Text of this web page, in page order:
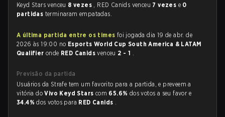
Keyd Stars venceu 8 vezes , RED Canids venceu 7 vezes e 0
partidas terminaram empatadas.
A última partida entre os times foi jogada dia 19 de abr. de
2026 às 19:00 no Esports World Cup South America & LATAM
Qualifier onde RED Canidsvenceu 2 - 1 .
Previsão da partida
Usuários da Strafe tem um favorito para a partida, e preveem a
vitória doVivo Keyd Stars com 65.6% dos votos a seu favor e
34.4%dos votos para RED Canids .